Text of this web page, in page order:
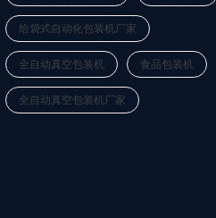
给袋式自动化包装机厂家
全自动真空包装机 食品包装机
全自动真空包装机厂家